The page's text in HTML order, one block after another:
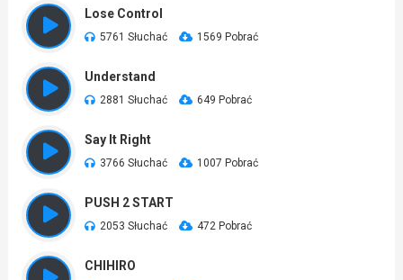
Lose Control
5761 Słuchać 1569 Pobrać
Understand
2881 Słuchać 649 Pobrać
Say It Right
3766 Słuchać 1007 Pobrać
PUSH 2 START
2053 Słuchać 472 Pobrać
CHIHIRO